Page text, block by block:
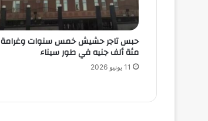
حبس تاجر حشيش خمس سنوات وغرامة
مئة ألف جنيه في طور سيناء
11 يونيو 2026